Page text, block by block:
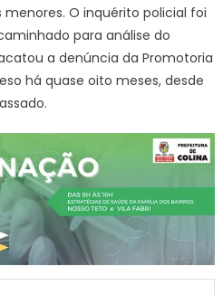
O inquérito policial foi
para análise do
a denúncia da Promotoria
há quase oito meses, desde